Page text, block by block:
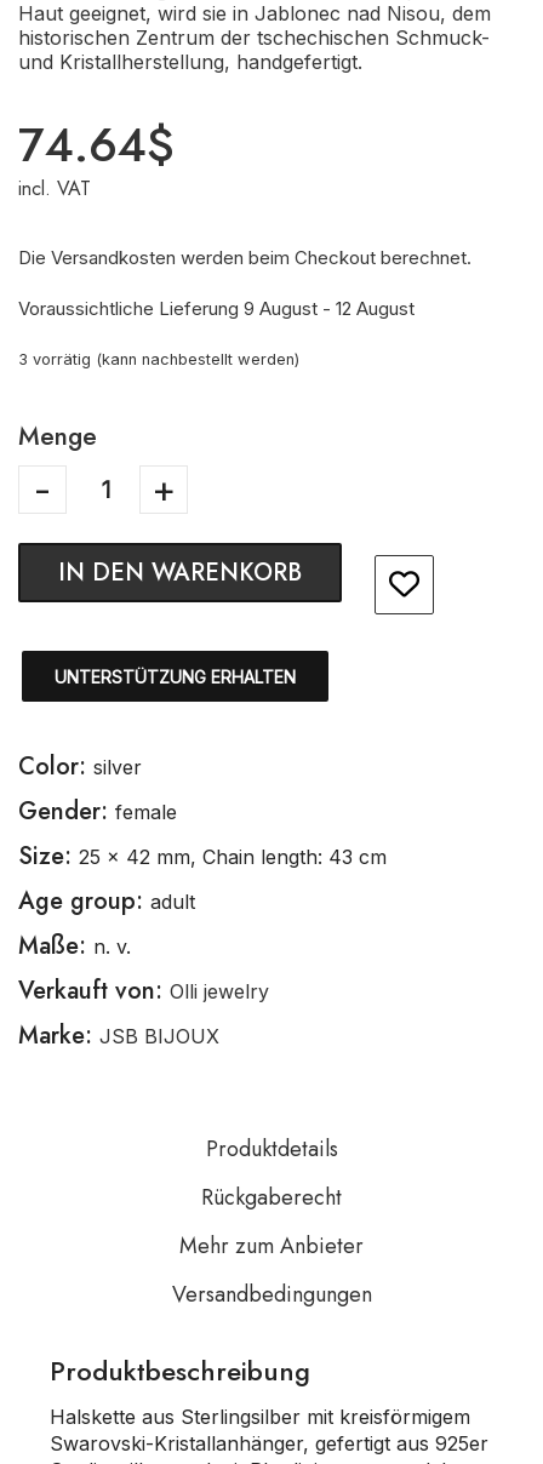
Haut geeignet, wird sie in Jablonec nad Nisou, dem
historischen Zentrum der tschechischen Schmuck-
und Kristallherstellung, handgefertigt.
74.64$
incl. VAT
Die Versandkosten werden beim Checkout berechnet.
Voraussichtliche Lieferung 9 August - 12 August
3 vorrätig (kann nachbestellt werden)
Menge
IN DEN WARENKORB
UNTERSTÜTZUNG ERHALTEN
Color: silver
Gender: female
Size: 25 x 42 mm, Chain length: 43 cm
Age group: adult
Maße: n. v.
Verkauft von: Olli jewelry
Marke: JSB BIJOUX
Produktdetails
Rückgaberecht
Mehr zum Anbieter
Versandbedingungen
Produktbeschreibung
Halskette aus Sterlingsilber mit kreisförmigem
Swarovski-Kristallanhänger, gefertigt aus 925er